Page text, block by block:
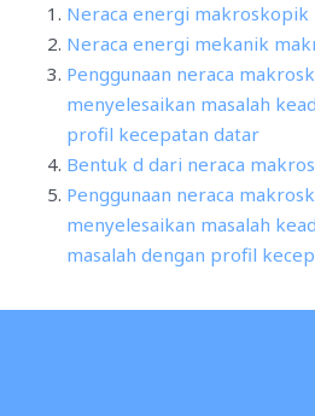
Neraca energi makroskopik
Neraca energi mekanik
Penggunaan neraca
menyelesaikan masalah
profil kecepatan datar
Bentuk d dari neraca
Penggunaan neraca
menyelesaikan masalah
masalah dengan profil